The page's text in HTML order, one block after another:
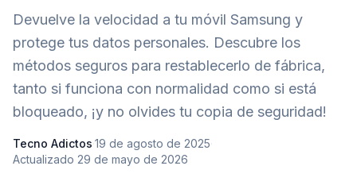
Devuelve la velocidad a tu móvil Samsung y
protege tus datos personales. Descubre los
métodos seguros para restablecerlo de fábrica,
tanto si funciona con normalidad como si está
bloqueado, ¡y no olvides tu copia de seguridad!
Tecno Adictos·19 de agosto de 2025·
Actualizado 29 de mayo de 2026